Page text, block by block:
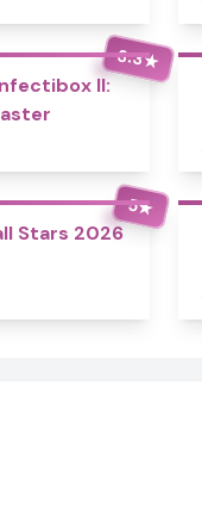
3.3★
II:
5★
Stars 2026